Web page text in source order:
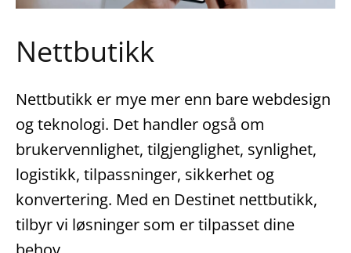
Nettbutikk
Nettbutikk er mye mer enn bare webdesign
og teknologi. Det handler også om
brukervennlighet, tilgjenglighet, synlighet,
logistikk, tilpassninger, sikkerhet og
konvertering. Med en Destinet nettbutikk,
tilbyr vi løsninger som er tilpasset dine